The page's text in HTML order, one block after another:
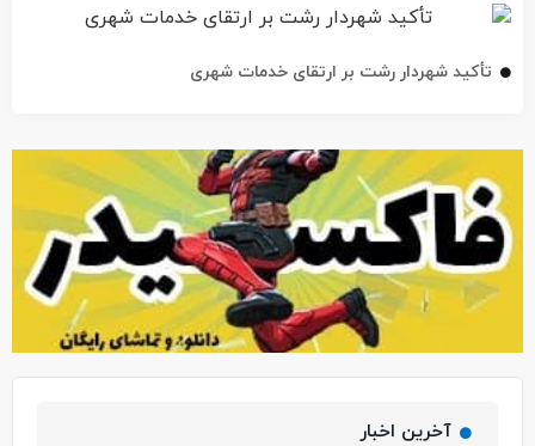
تأکید شهردار رشت بر ارتقای خدمات شهری
آخرین اخبار